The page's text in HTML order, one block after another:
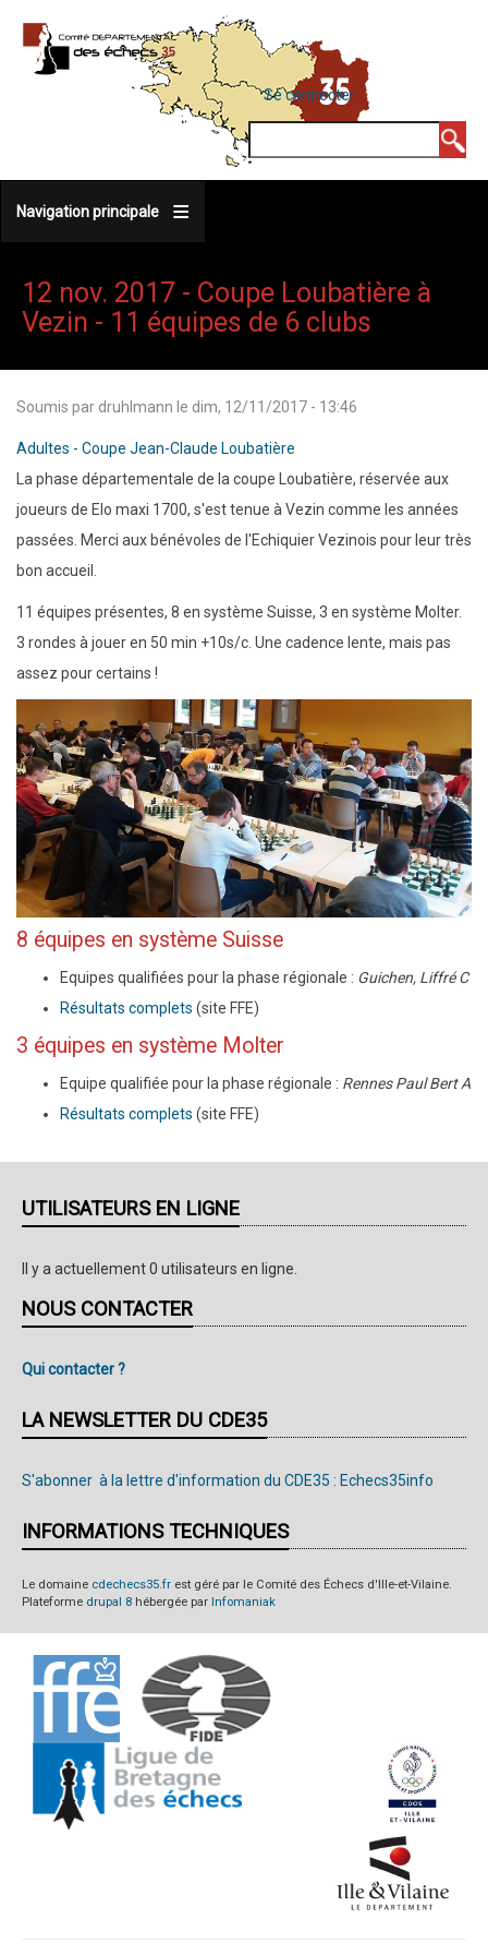
contenu
MENU
DU
COMPTE
DE
Se connecter
Navigation principale
12 nov. 2017 - Coupe Loubatière à
Vezin - 11 équipes de 6 clubs
Soumis par druhlmann le dim, 12/11/2017 - 13:46
Adultes - Coupe Jean-Claude Loubatière
La phase départementale de la coupe Loubatière, réservée aux
joueurs de Elo maxi 1700, s'est tenue à Vezin comme les années
passées. Merci aux bénévoles de l'Echiquier Vezinois pour leur très
bon accueil.
11 équipes présentes, 8 en système Suisse, 3 en système Molter.
3 rondes à jouer en 50 min +10s/c. Une cadence lente, mais pas
assez pour certains !
8 équipes en système Suisse
Equipes qualifiées pour la phase régionale : Guichen, Liffré C
Résultats complets (site FFE)
3 équipes en système Molter
Equipe qualifiée pour la phase régionale : Rennes Paul Bert A
Résultats complets (site FFE)
UTILISATEURS EN LIGNE
Il y a actuellement 0 utilisateurs en ligne.
NOUS CONTACTER
Qui contacter ?
LA NEWSLETTER DU CDE35
S'abonner à la lettre d'information du CDE35 : Echecs35info
INFORMATIONS TECHNIQUES
Le domaine cdechecs35.fr est géré par le Comité des Échecs d'Ille-et-Vilaine.
Plateforme drupal 8 hébergée par Infomaniak